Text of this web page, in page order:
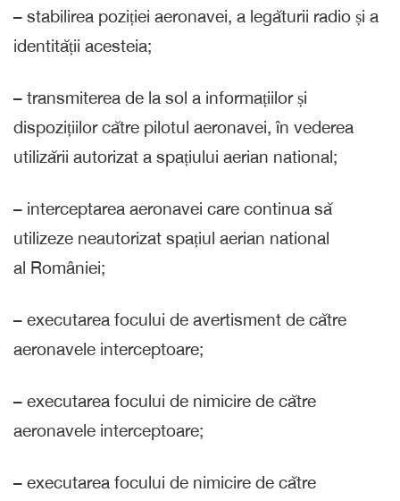
– stabilirea poziției aeronavei, a legăturii radio și a
identității acesteia;
– transmiterea de la sol a informațiilor și
dispozițiilor către pilotul aeronavei, în vederea
utilizării autorizat a spațiului aerian national;
– interceptarea aeronavei care continua să
utilizeze neautorizat spațiul aerian national
al României;
– executarea focului de avertisment de către
aeronavele interceptoare;
– executarea focului de nimicire de către
aeronavele interceptoare;
– executarea focului de nimicire de către